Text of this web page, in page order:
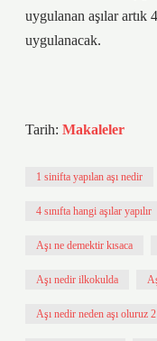
uygulanan aşılar artık
uygulanacak.
Tarih: Makaleler
1 sinifta yapılan aşı nedir
4 sınıfta hangi aşılar yapılır
Aşı ne demektir kısaca
Aşı nedir ilkokulda
Aşı nedir neden aşı oluruz